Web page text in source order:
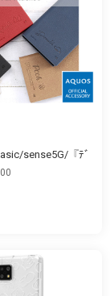
sense5G/『ﾃﾞ